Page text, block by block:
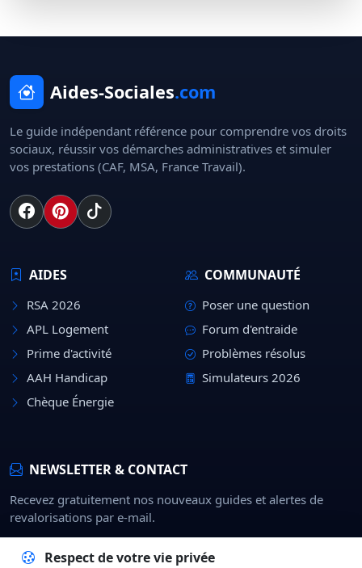
Aides-Sociales.com
Le guide indépendant référence pour comprendre vos droits
sociaux, réussir vos démarches administratives et simuler
vos prestations (CAF, MSA, France Travail).
AIDES
RSA 2026
APL Logement
Prime d'activité
AAH Handicap
Chèque Énergie
COMMUNAUTÉ
Poser une question
Forum d'entraide
Problèmes résolus
Simulateurs 2026
NEWSLETTER & CONTACT
Recevez gratuitement nos nouveaux guides et alertes de
revalorisations par e-mail.
Respect de votre vie privée